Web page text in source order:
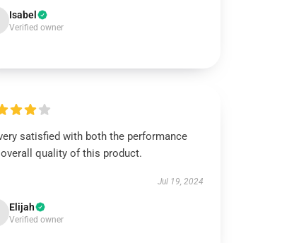
Isabel
Verified owner
satisfied with both the performance
quality of this product.
Jul 19, 2024
Elijah
Verified owner